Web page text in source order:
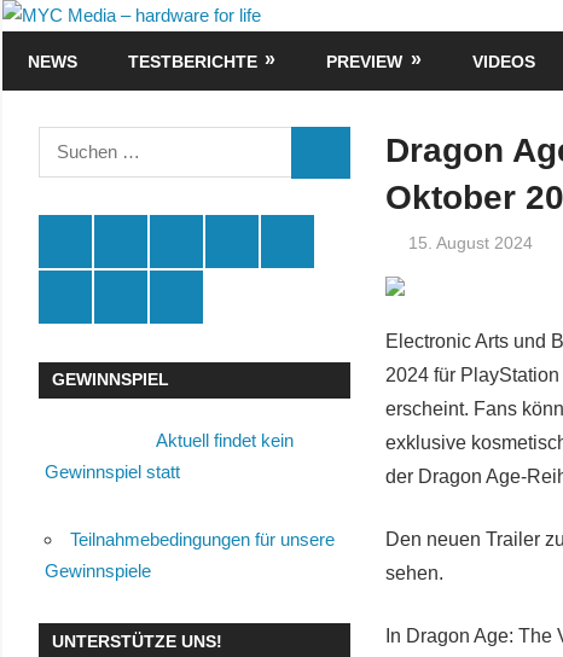
Zum
MYC
Media
–
hardware
NEWS TESTBERICHTE PREVIEW VIDEOS
Dragon
Oktober
15. August 2024
Electronic Arts und
2024 für
erscheint. Fans
exklusive
der Dragon Age-
Den neuen Trailer
sehen.
In Dragon Age:
Suchen
nach:
GEWINNSPIEL
Aktuell findet kein
Gewinnspiel statt
Teilnahmebedingungen für unsere
Gewinnspiele
UNTERSTÜTZE UNS!